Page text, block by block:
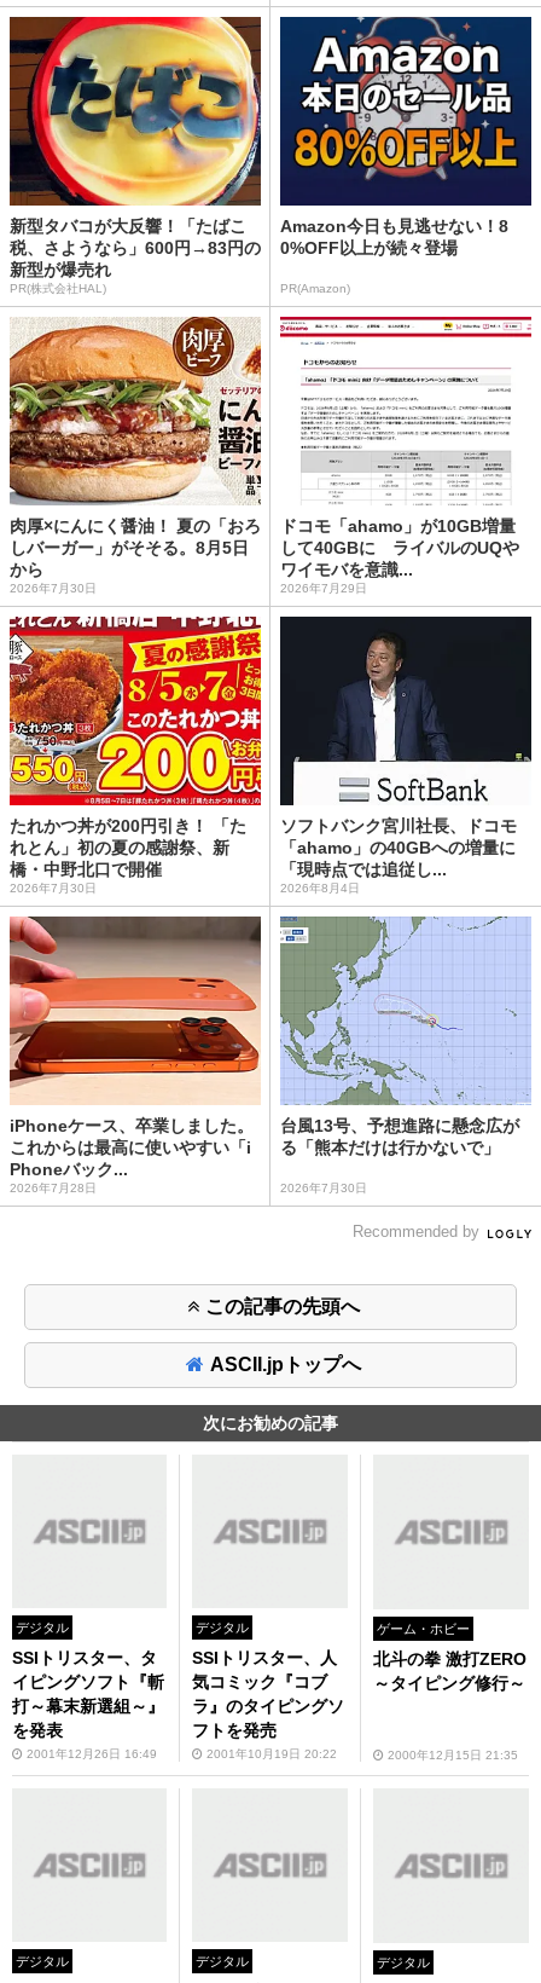
新型タバコが大反響！「たばこ
税、さようなら」600円→83円の
新型が爆売れ
PR(株式会社HAL)
Amazon今日も見逃せない！8
0%OFF以上が続々登場
PR(Amazon)
肉厚×にんにく醤油！ 夏の「おろ
しバーガー」がそそる。8月5日
から
2026年7月30日
ドコモ「ahamo」が10GB増量
して40GBに ライバルのUQや
ワイモバを意識...
2026年7月29日
たれかつ丼が200円引き！ 「た
れとん」初の夏の感謝祭、新
橋・中野北口で開催
2026年7月30日
ソフトバンク宮川社長、ドコモ
「ahamo」の40GBへの増量に
「現時点では追従し...
2026年8月4日
iPhoneケース、卒業しました。
これからは最高に使いやすい「i
Phoneバック...
2026年7月28日
台風13号、予想進路に懸念広が
る「熊本だけは行かないで」
2026年7月30日
Recommended by
この記事の先頭へ
ASCII.jpトップへ
次にお勧めの記事
デジタル
SSIトリスター、タ
イピングソフト『斬
打～幕末新選組～』
を発表
2001年12月26日 16:49
デジタル
SSIトリスター、人
気コミック『コブ
ラ』のタイピングソ
フトを発売
2001年10月19日 20:22
ゲーム・ホビー
北斗の拳 激打ZERO
～タイピング修行～
2000年12月15日 21:35
デジタル デジタル デジタル